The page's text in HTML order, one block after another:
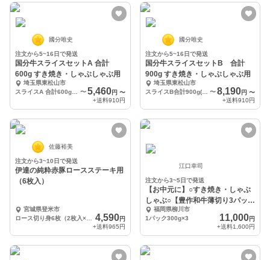
國分唯史
注文から5~16日で発送
国分牛スライスセットA 合計
600g すき焼き・しゃぶしゃぶ用
埼玉県東松山市
〜 5,460円 〜
+送料910円
國分唯史
注文から5~16日で発送
国分牛スライスセットB 合計
900g すき焼き・しゃぶしゃぶ用
埼玉県東松山市
スライスB合計900g(肩ロース×3・ナカニク×3)
〜8,190円 〜
+送料910円
佐藤裕美
注文から3~10日で発送
伊達の純粋赤豚ロースステーキ用
（6枚入）
宮城県登米市
4,590円
+送料965円
江口幸司
注文から3~5日で発送
【お中元に】○すき焼き・しゃぶ
しゃぶ○【豊作和牛薄切り3パック
セット】(冷凍)
福岡県柳川市
1パック300g×3
11,000円
+送料1,600円